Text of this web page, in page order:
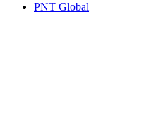
PNT Global